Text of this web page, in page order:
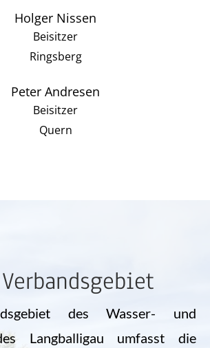
Holger Nissen
Beisitzer
Ringsberg
Peter Andresen
Beisitzer
Quern
des Wasser- und
Langballigau umfasst die